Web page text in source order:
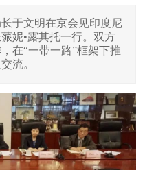
于文明在京会见印度尼
妮•露其托一行。双方
在“一带一路”框架下推
流。